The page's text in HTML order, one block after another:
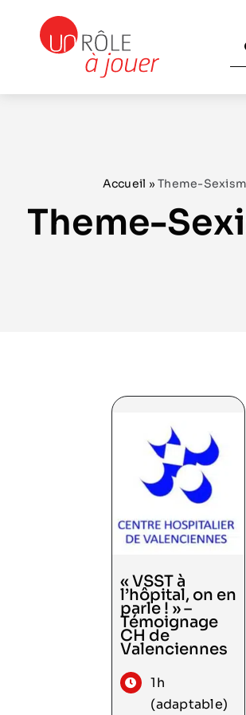
contenu
Accueil »Theme-
Theme-
« VSST à
l’hôpital, on en
parle ! » –
Témoignage
CH de
Valenciennes
1h
(adaptable)
Consulter